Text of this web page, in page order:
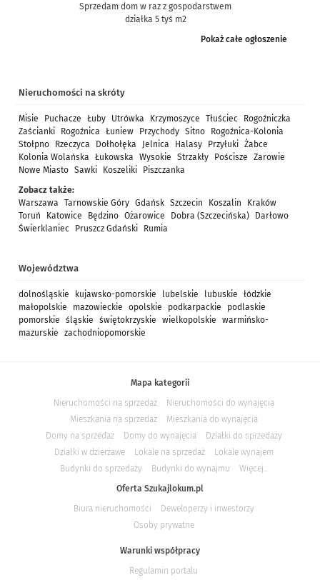
Sprzedam dom w raz z gospodarstwem
działka 5 tyś m2
Pokaż całe ogłoszenie
Nieruchomości na skróty
Misie Puchacze Łuby Utrówka Krzymoszyce Tłuściec
Rogoźniczka
Zaścianki
Rogoźnica Łuniew Przychody Sitno
Rogoźnica-Kolonia
Stołpno
Rzeczyca Dołhołęka Jelnica Halasy Przyłuki Żabce
Kolonia Wolańska
Łukowska Wysokie Strzakły Pościsze
Zarowie
Nowe Miasto Sawki Koszeliki
Piszczanka
Zobacz także:
Warszawa
Tarnowskie Góry Gdańsk Szczecin Koszalin
Kraków
Toruń
Katowice Będzino Ożarowice Dobra (Szczecińska)
Darłowo
Świerklaniec
Pruszcz Gdański Rumia
Województwa
dolnośląskie kujawsko-pomorskie lubelskie lubuskie
łódzkie
małopolskie
mazowieckie opolskie podkarpackie
podlaskie
pomorskie
śląskie świętokrzyskie wielkopolskie
warmińsko-
mazurskie
zachodniopomorskie
Mapa kategorii
Nieruchomości na sprzedaż
Nieruchomości do wynajęcia
Mieszkania na sprzedaż
Mieszkania do wynajęcia
Domy na sprzedaż
Domy do wynajęcia
Działki do sprzedaży
Działki w dzierżawe
Lokale na sprzedaż
Lokale wynajem
Budynki do sprzedaży
Budynki do wynajmu
Więcej...
Oferta Szukajlokum.pl
Biura nieruchomości
Deweloperzy i inwestorzy
Osoby prywatne
Warunki współpracy
Regulamin portalu